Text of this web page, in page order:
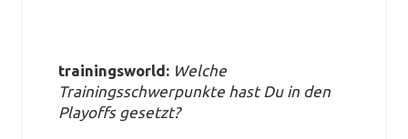
trainingsworld: Welche
Trainingsschwerpunkte hast Du in den
Playoffs gesetzt?